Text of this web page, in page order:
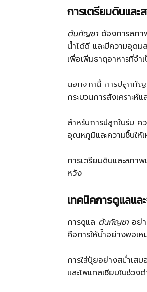
การเตรียมดินแล
ต้นกัญชาต้องการสภาพ
น้ำได้ดี และมีความอุด
เพื่อเพิ่มธาตุอาหารที่จำ
นอกจากนี้ การปลูกกัญ
กระบวนการสังเคราะ
สำหรับการปลูกในร่ม ค
อุณหภูมิและความชื้นให้เ
การเตรียมดินและสภา
หวัง
เทคนิคการดูแลแ
การดูแล ต้นกัญชาอย่า
คือการให้น้ำอย่างพอเห
การใส่ปุ๋ยอย่างสม่ำเส
และโพแทสเซียมในช่วง